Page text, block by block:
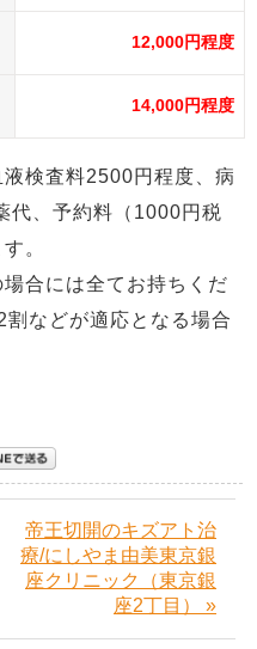
12,000円程度
14,000円程度
液検査料2500円程度、病
代、予約料（1000円税
。
合には全てお持ちくだ
などが適応となる場合
帝王切開のキズアト治
療/にしやま由美東京銀
座クリニック（東京銀
座2丁目） »